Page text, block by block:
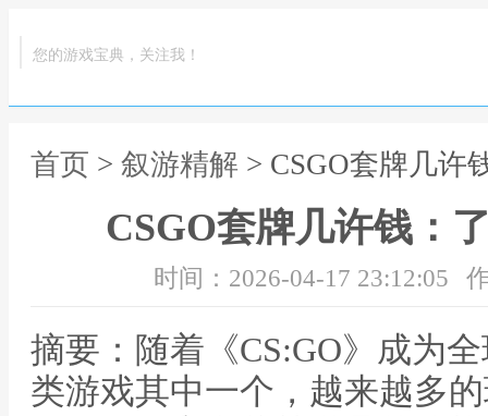
您的游戏宝典，关注我！
首页 > 叙游精解 > CSGO套牌几许
CSGO套牌几许钱：
时间：2026-04-17 23:12:05
摘要：随着《CS:GO》成为
类游戏其中一个，越来越多